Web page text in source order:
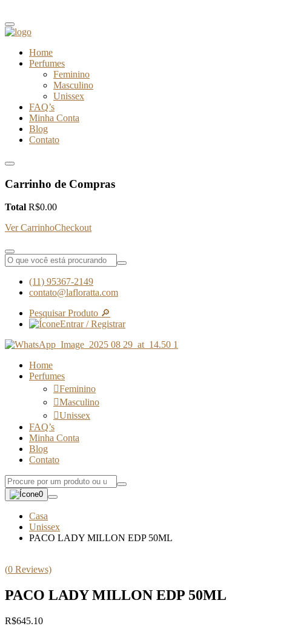
Home
Perfumes
Feminino
Masculino
Unissex
FAQ’s
Minha Conta
Blog
Contato
Carrinho de Compras
Total R$0.00
Ver CarrinhoCheckout
(11) 95367-2149
contato@lafloratta.com
Pesquisar Produto 🔎
Entrar / Registrar
Home
Perfumes
Feminino
Masculino
Unissex
FAQ’s
Minha Conta
Blog
Contato
0
Casa
Unissex
PACO LADY MILLON EDP 50ML
(0 Reviews)
PACO LADY MILLON EDP 50ML
R$645.10